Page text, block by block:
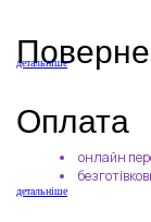
детальніше
Оплата
онлайн
детальніше